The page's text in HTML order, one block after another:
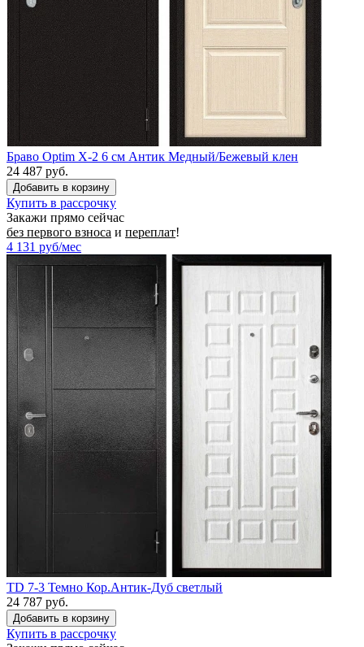
Браво Optim X-2 6 см Антик Медный/Бежевый клен
24 487 руб.
Купить в рассрочку
Закажи прямо сейчас
без первого взноса и переплат!
4 131 руб/мес
TD 7-3 Темно Кор.Антик-Дуб светлый
24 787 руб.
Купить в рассрочку